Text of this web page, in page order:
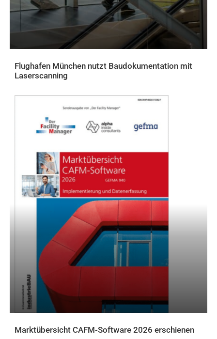
Flughafen München nutzt Baudokumentation mit
Laserscanning
Marktübersicht CAFM-Software 2026 erschienen